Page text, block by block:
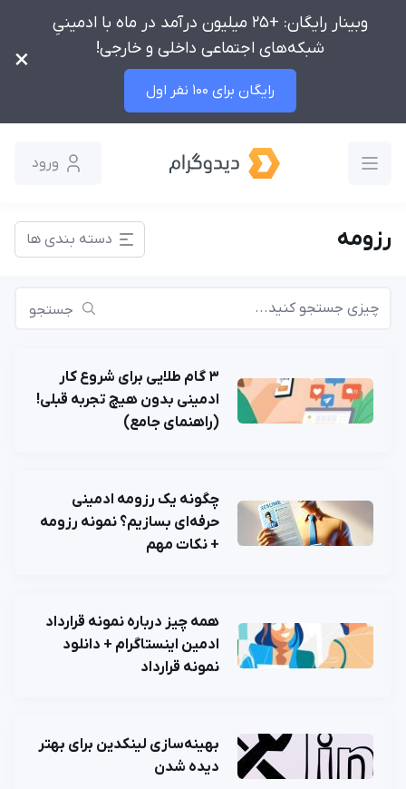
وبینار رایگان: +25 میلیون درآمد در ماه با ادمینیِ
شبکه‌های اجتماعی داخلی و خارجی!
رایگان برای 100 نفر اول
×
ورود
رزومه دسته بندی ها
جستجو
۳ گام طلایی برای شروع کار
ادمینی بدون هیچ تجربه قبلی!
(راهنمای جامع)
چگونه یک رزومه ادمینی
حرفه‌ای بسازیم؟ نمونه رزومه
+ نکات مهم
همه چیز درباره نمونه قرارداد
ادمین اینستاگرام + دانلود
نمونه قرارداد
بهینه‌سازی لینکدین برای بهتر
دیده شدنورود به حساب کاربری